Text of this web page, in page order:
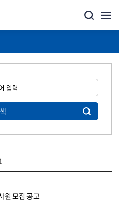
원 모집 공고